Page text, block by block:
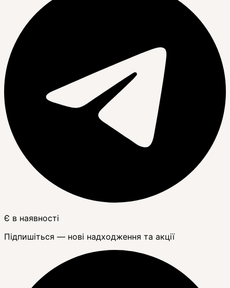
Є в наявності
Підпишіться — нові надходження та акції